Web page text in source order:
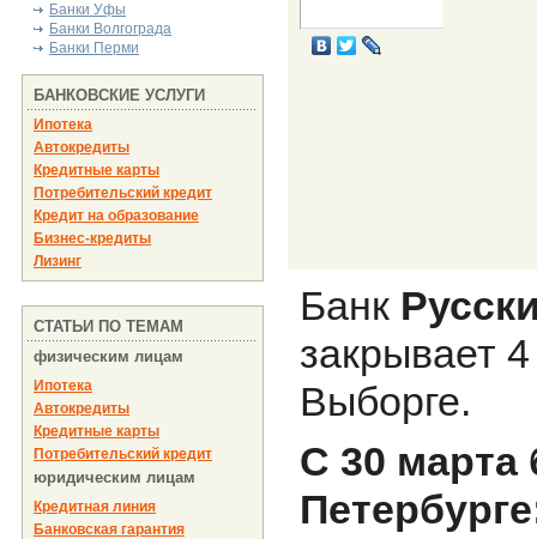
Банки Уфы
Банки Волгограда
Банки Перми
БАНКОВСКИЕ УСЛУГИ
Ипотека
Автокредиты
Кредитные карты
Потребительский кредит
Кредит на образование
Бизнес-кредиты
Лизинг
СТАТЬИ ПО ТЕМАМ
физическим лицам
Ипотека
Автокредиты
Кредитные карты
Потребительский кредит
юридическим лицам
Кредитная линия
Банковская гарантия
Банк
закрывает
Выборге.
С 30 марта